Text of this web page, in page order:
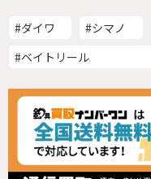
#ダイワ #シマノ
#ベイトリール